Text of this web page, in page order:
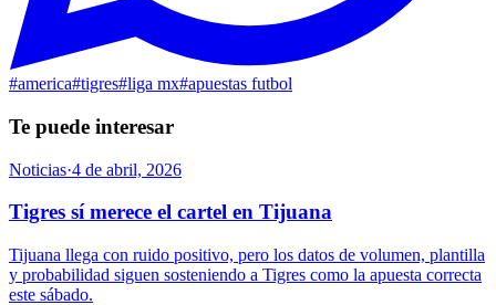
#america#tigres#liga mx#apuestas futbol
Te puede interesar
Noticias·4 de abril, 2026
Tigres sí merece el cartel en Tijuana
Tijuana llega con ruido positivo, pero los datos de volumen, plantilla
y probabilidad siguen sosteniendo a Tigres como la apuesta correcta
este sábado.